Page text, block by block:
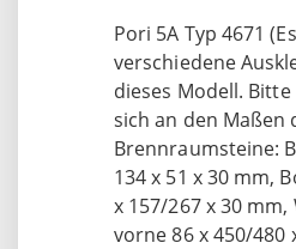
Pori 5A Typ 4671
verschiedene
dieses Modell.
sich an den Maßen
Brennraumsteine:
134 x 51 x 30 mm,
x 157/267 x 30
vorne 86 x 450/480